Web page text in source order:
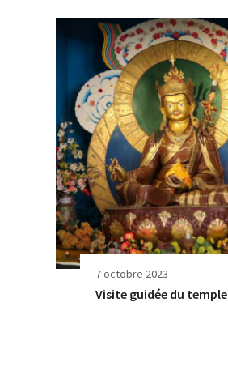
7 octobre 2023
Visite guidée du temple